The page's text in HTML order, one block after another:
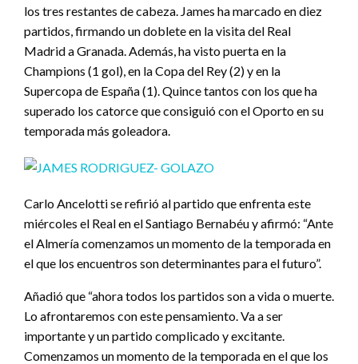
los tres restantes de cabeza. James ha marcado en diez
partidos, firmando un doblete en la visita del Real
Madrid a Granada. Además, ha visto puerta en la
Champions (1 gol), en la Copa del Rey (2) y en la
Supercopa de España (1). Quince tantos con los que ha
superado los catorce que consiguió con el Oporto en su
temporada más goleadora.
Carlo Ancelotti se refirió al partido que enfrenta este
miércoles el Real en el Santiago Bernabéu y afirmó: “Ante
el Almería comenzamos un momento de la temporada en
el que los encuentros son determinantes para el futuro”.
Añadió que “ahora todos los partidos son a vida o muerte.
Lo afrontaremos con este pensamiento. Va a ser
importante y un partido complicado y excitante.
Comenzamos un momento de la temporada en el que los